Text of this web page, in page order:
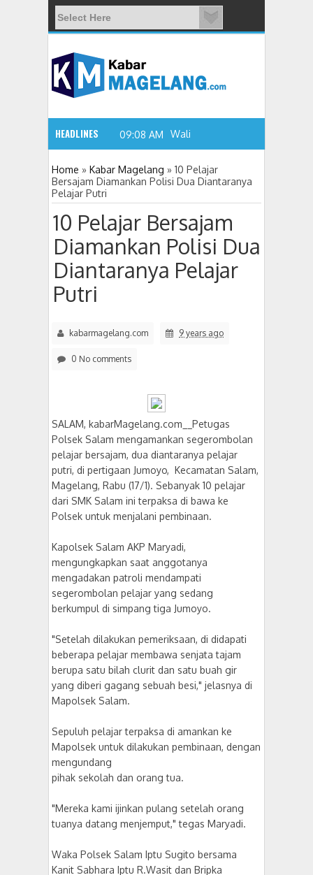
HEADLINES
09:08 AM Wali Kota Magelang:
Home » Kabar Magelang » 10 Pelajar
Bersajam Diamankan Polisi Dua Diantaranya
Pelajar Putri
10 Pelajar Bersajam
Diamankan Polisi Dua
Diantaranya Pelajar
Putri
kabarmagelang.com 9 years ago
0 No comments
SALAM, kabarMagelang.com__Petugas
Polsek Salam mengamankan segerombolan
pelajar bersajam, dua diantaranya pelajar
putri, di pertigaan Jumoyo, Kecamatan Salam,
Magelang, Rabu (17/1). Sebanyak 10 pelajar
dari SMK Salam ini terpaksa di bawa ke
Polsek untuk menjalani pembinaan.
Kapolsek Salam AKP Maryadi,
mengungkapkan saat anggotanya
mengadakan patroli mendampati
segerombolan pelajar yang sedang
berkumpul di simpang tiga Jumoyo.
"Setelah dilakukan pemeriksaan, di didapati
beberapa pelajar membawa senjata tajam
berupa satu bilah clurit dan satu buah gir
yang diberi gagang sebuah besi," jelasnya di
Mapolsek Salam.
Sepuluh pelajar terpaksa di amankan ke
Mapolsek untuk dilakukan pembinaan, dengan
mengundang
pihak sekolah dan orang tua.
"Mereka kami ijinkan pulang setelah orang
tuanya datang menjemput," tegas Maryadi.
Waka Polsek Salam Iptu Sugito bersama
Kanit Sabhara Iptu R.Wasit dan Bripka